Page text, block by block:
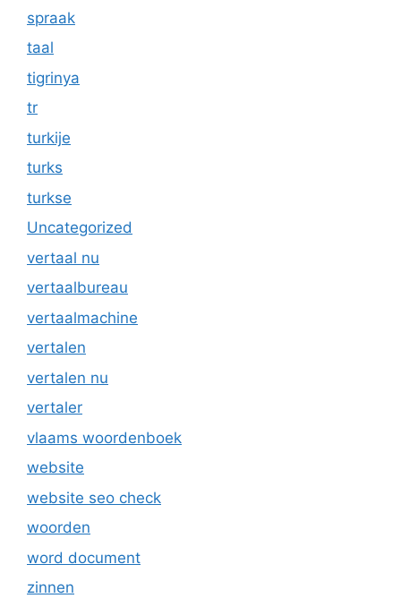
spraak
taal
tigrinya
tr
turkije
turks
turkse
Uncategorized
vertaal nu
vertaalbureau
vertaalmachine
vertalen
vertalen nu
vertaler
vlaams woordenboek
website
website seo check
woorden
word document
zinnen